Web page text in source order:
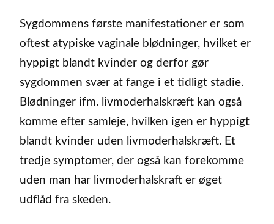
Sygdommens første manifestationer er som
oftest atypiske vaginale blødninger, hvilket er
hyppigt blandt kvinder og derfor gør
sygdommen svær at fange i et tidligt stadie.
Blødninger ifm. livmoderhalskræft kan også
komme efter samleje, hvilken igen er hyppigt
blandt kvinder uden livmoderhalskræft. Et
tredje symptomer, der også kan forekomme
uden man har livmoderhalskraft er øget
udflåd fra skeden.